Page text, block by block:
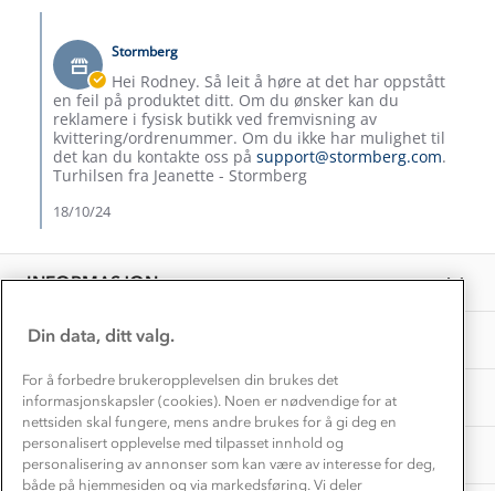
2024
on
17
Oct
2024
Butikkeier
on
Review
by
Rodney
R.
on
Oct
2024
Stormberg
Hei Rodney. Så leit å høre at det har oppstått
en feil på produktet ditt. Om du ønsker kan du
reklamere i fysisk butikk ved fremvisning av
kvittering/ordrenummer. Om du ikke har mulighet til
det kan du kontakte oss på support@stormberg.com.
Turhilsen fra Jeanette - Stormberg
18/10/24
INFORMASJON
Kontakt oss
Konkurransevinnere
Kundeklubb
Våre butikker
Bedrift, barnehage og SFO
Presse
OM OSS
Etisk handel
Dyreetikk
1% til samfunnet
Inkludering
Materialer
Personvern
Samarbeide med oss?
TIPS OG RÅD
Dette trenger du til barnehagen
Gravidklær
Hvordan velge riktig turtøy?
Store størrelser
Turmat oppskrifter
Beredskap
AKTIVITETER
Norgesferie 🇳🇴
Få turinspirasjon og tips her⛰
Overnatte utendørs⛺
Leirskole 🥾
Barnehageansatt
Tips til hyttetur
Din data, ditt valg.
For å forbedre brukeropplevelsen din brukes det
informasjonskapsler (cookies). Noen er nødvendige for at
nettsiden skal fungere, mens andre brukes for å gi deg en
personalisert opplevelse med tilpasset innhold og
personalisering av annonser som kan være av interesse for deg,
både på hjemmesiden og via markedsføring. Vi deler